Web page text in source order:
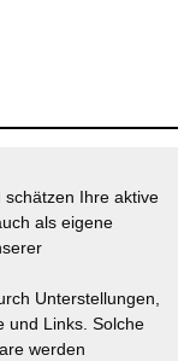
Ihre aktive
als eigene
Unterstellungen,
und Links. Solche
werden